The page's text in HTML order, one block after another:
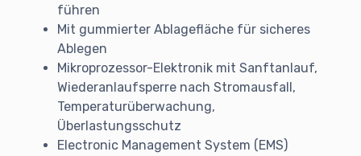
führen
Mit gummierter Ablagefläche für sicheres
Ablegen
Mikroprozessor-Elektronik mit Sanftanlauf,
Wiederanlaufsperre nach Stromausfall,
Temperaturüberwachung,
Überlastungsschutz
Electronic Management System (EMS)